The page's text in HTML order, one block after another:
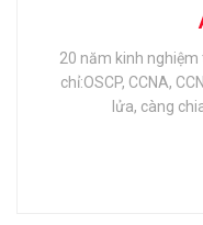
20 năm kinh
chỉ:OSCP, CCNA,
lửa, càng